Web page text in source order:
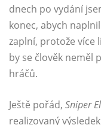
dnech po vydání
konec, abych
zaplní, protože více
by se člověk neměl
hráčů.
Ještě pořád, Sniper
realizovaný